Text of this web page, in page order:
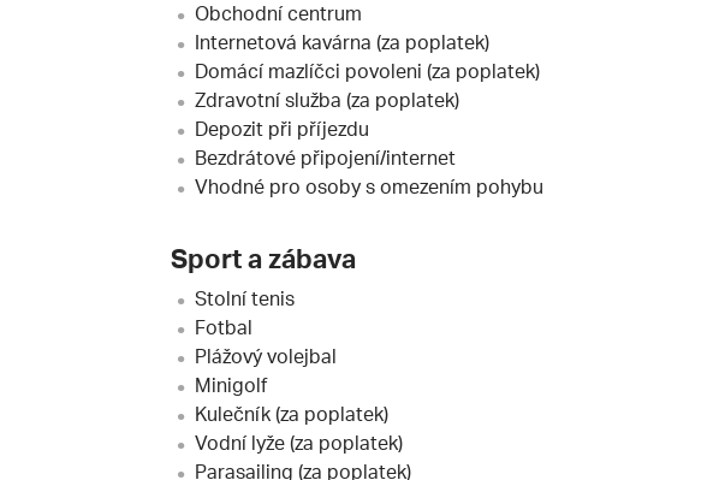
Obchodní centrum
Internetová kavárna (za poplatek)
Domácí mazlíčci povoleni (za poplatek)
Zdravotní služba (za poplatek)
Depozit při příjezdu
Bezdrátové připojení/internet
Vhodné pro osoby s omezením pohybu
Sport a zábava
Stolní tenis
Fotbal
Plážový volejbal
Minigolf
Kulečník (za poplatek)
Vodní lyže (za poplatek)
Parasailing (za poplatek)